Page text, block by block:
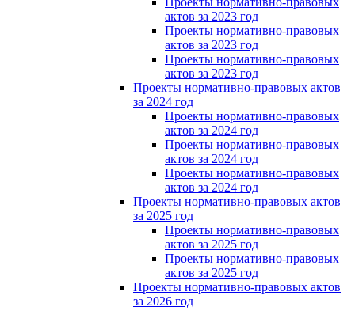
актов за 2023 год
Проекты нормативно-правовых
актов за 2023 год
Проекты нормативно-правовых
актов за 2023 год
Проекты нормативно-правовых актов
за 2024 год
Проекты нормативно-правовых
актов за 2024 год
Проекты нормативно-правовых
актов за 2024 год
Проекты нормативно-правовых
актов за 2024 год
Проекты нормативно-правовых актов
за 2025 год
Проекты нормативно-правовых
актов за 2025 год
Проекты нормативно-правовых
актов за 2025 год
Проекты нормативно-правовых актов
за 2026 год